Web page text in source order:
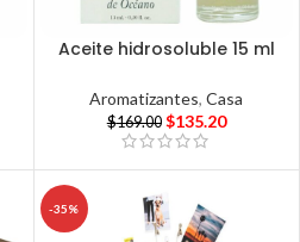
Aceite hidrosoluble 15 ml
Aromatizantes,Casa
$169.00 $135.20
-35%